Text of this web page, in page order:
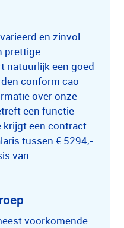
en zinvol
prettige
natuurlijk een goed
conform cao
over onze
een functie
krijgt een contract
tussen € 5294,-
van
voorkomende